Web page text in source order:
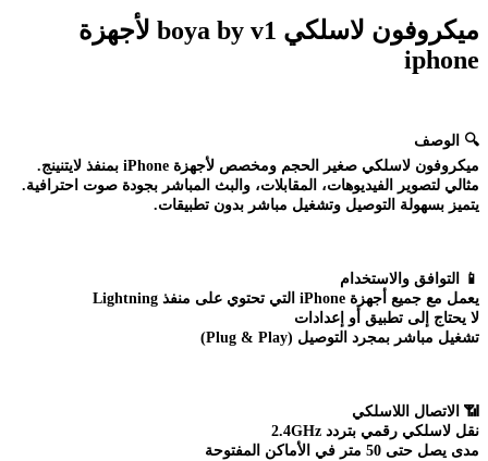
ميكروفون لاسلكي boya by v1 لأجهزة
iphone
🔍 الوصف
ميكروفون لاسلكي صغير الحجم ومخصص لأجهزة iPhone بمنفذ لايتنينج.
مثالي لتصوير الفيديوهات، المقابلات، والبث المباشر بجودة صوت احترافية.
يتميز بسهولة التوصيل وتشغيل مباشر بدون تطبيقات.
📱
التوافق والاستخدام
يعمل مع جميع أجهزة iPhone التي تحتوي على منفذ Lightning
لا يحتاج إلى تطبيق أو إعدادات
تشغيل مباشر بمجرد التوصيل (Plug & Play)
📶 الاتصال اللاسلكي
نقل لاسلكي رقمي بتردد 2.4GHz
مدى يصل حتى 50 متر في الأماكن المفتوحة